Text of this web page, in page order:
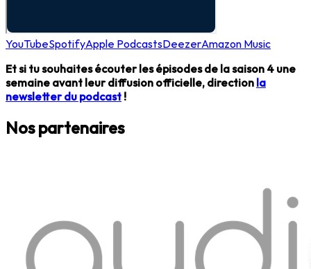
YouTubeSpotifyApple PodcastsDeezerAmazon Music
Et si tu souhaites écouter les épisodes de la saison 4 une
semaine avant leur diffusion officielle, direction la
newsletter du podcast !
Nos partenaires